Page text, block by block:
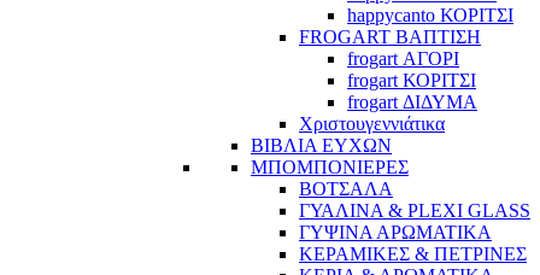
happycanto ΚΟΡΙΤΣΙ
FROGART ΒΑΠΤΙΣΗ
frogart ΑΓΟΡΙ
frogart ΚΟΡΙΤΣΙ
frogart ΔΙΔΥΜΑ
Χριστουγεννιάτικα
ΒΙΒΛΙΑ ΕΥΧΩΝ
ΜΠΟΜΠΟΝΙΕΡΕΣ
ΒΟΤΣΑΛΑ
ΓΥΑΛΙΝΑ & PLEXI GLASS
ΓΥΨΙΝΑ ΑΡΩΜΑΤΙΚΑ
ΚΕΡΑΜΙΚΕΣ & ΠΕΤΡΙΝΕΣ